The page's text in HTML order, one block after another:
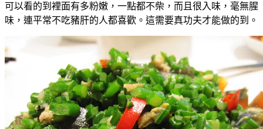
可以看的到裡面有多粉嫩，一點都不柴，而且很入味，毫無腥
味，連平常不吃豬肝的人都喜歡。這需要真功夫才能做的到。